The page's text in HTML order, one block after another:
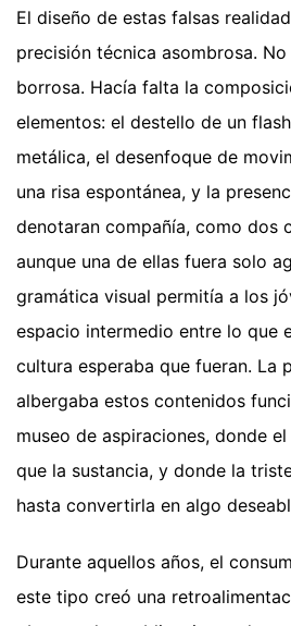
El diseño de estas falsas
precisión técnica asombrosa.
borrosa. Hacía falta la
elementos: el destello de un
metálica, el desenfoque de
una risa espontánea, y la
denotaran compañía, como dos
aunque una de ellas fuera solo
gramática visual permitía a los
espacio intermedio entre lo que
cultura esperaba que fueran. La
albergaba estos contenidos
museo de aspiraciones, donde
que la sustancia, y donde la
hasta convertirla en algo
Durante aquellos años, el
este tipo creó una